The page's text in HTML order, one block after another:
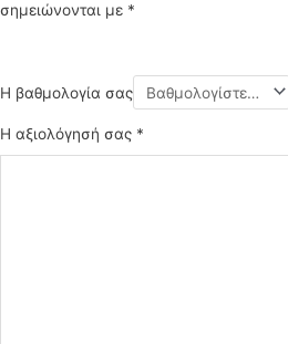
σημειώνονται με *
Η βαθμολογία σας
Η αξιολόγησή σας *